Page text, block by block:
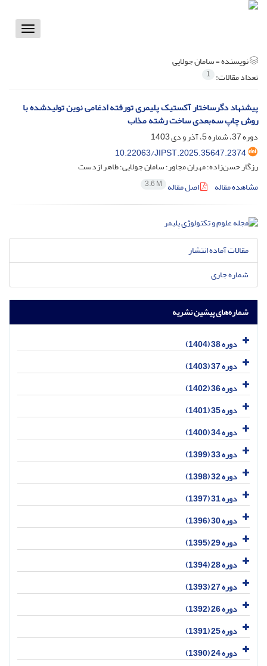
Toggle
نویسنده =سامان جولایی
تعداد مقالات: 1
پیشنهاد دگرساختار آکستیک پلیمری تورفته ادغامی نوین تولیدشده با
روش چاپ سه‌بعدی ساخت رشته مذاب
دوره 37، شماره 5، آذر و دی 1403
10.22063/JIPST.2025.35647.2374
رزگار حسن‌زاده؛ مهران مجاور؛ سامان جولایی؛ طاهر ازدست
مشاهده مقاله
اصل مقاله 3.6 M
مقالات آماده انتشار
شماره جاری
شماره‌های پیشین نشریه
دوره 38 (1404)
دوره 37 (1403)
دوره 36 (1402)
دوره 35 (1401)
دوره 34 (1400)
دوره 33 (1399)
دوره 32 (1398)
دوره 31 (1397)
دوره 30 (1396)
دوره 29 (1395)
دوره 28 (1394)
دوره 27 (1393)
دوره 26 (1392)
دوره 25 (1391)
دوره 24 (1390)